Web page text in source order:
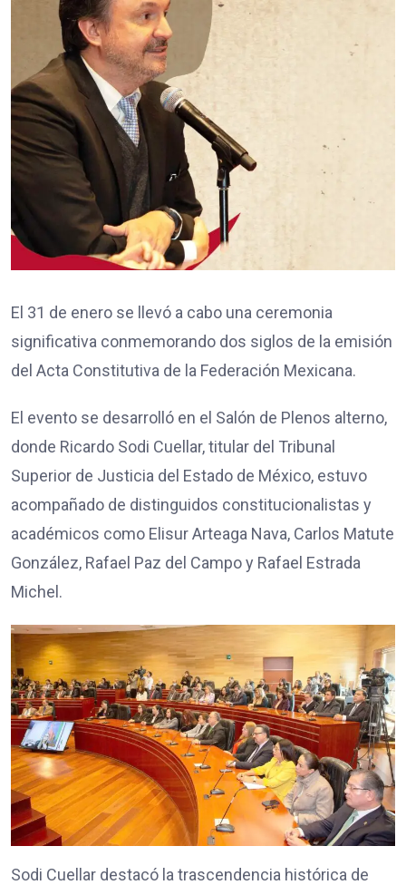
El 31 de enero se llevó a cabo una ceremonia
significativa conmemorando dos siglos de la emisión
del Acta Constitutiva de la Federación Mexicana.
El evento se desarrolló en el Salón de Plenos alterno,
donde Ricardo Sodi Cuellar, titular del Tribunal
Superior de Justicia del Estado de México, estuvo
acompañado de distinguidos constitucionalistas y
académicos como Elisur Arteaga Nava, Carlos Matute
González, Rafael Paz del Campo y Rafael Estrada
Michel.
Sodi Cuellar destacó la trascendencia histórica de